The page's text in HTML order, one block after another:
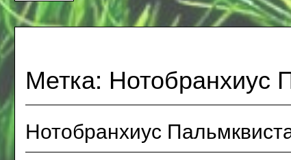
Метка: Нотобранхиус
Нотобранхиус